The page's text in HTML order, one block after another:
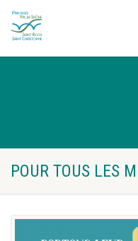
POUR TOUS LES